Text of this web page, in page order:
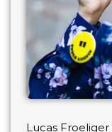
Lucas Froeliger